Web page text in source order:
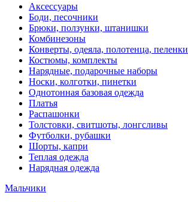
Аксессуары
Боди, песочники
Брюки, ползунки, штанишки
Комбинезоны
Конверты, одеяла, полотенца, пеленки
Костюмы, комплекты
Нарядные, подарочные наборы
Носки, колготки, пинетки
Однотонная базовая одежда
Платья
Распашонки
Толстовки, свитшоты, лонгсливы
Футболки, рубашки
Шорты, капри
Теплая одежда
Нарядная одежда
Мальчики